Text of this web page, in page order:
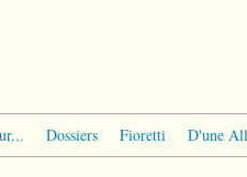
Dossiers Fioretti D'une